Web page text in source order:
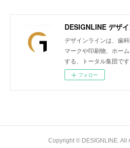
デザインラインは、歯
マークや印刷物、ホー
する、トータル集団です
フォロー
Copyright © DESIGNLINE. All